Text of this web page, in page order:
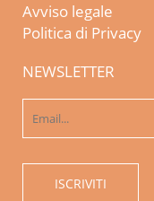
Avviso legale
Politica di Privacy
NEWSLETTER